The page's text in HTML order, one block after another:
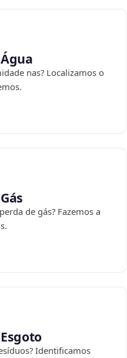
nas? Localizamos o
de gás? Fazemos a
Identificamos